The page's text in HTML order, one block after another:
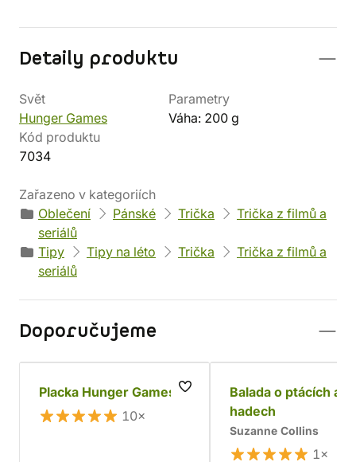
Detaily produktu
Svět
Hunger Games
Parametry
Váha: 200 g
Kód produktu
7034
Zařazeno v kategoriích
Oblečení
Pánské Trička
Trička z filmů a
seriálů
Tipy
Tipy na léto Trička
Trička z filmů a
seriálů
Doporučujeme
Placka Hunger Games
10×
Balada o ptácích a
hadech
Suzanne Collins
1×